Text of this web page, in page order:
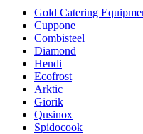
Gold Catering
Cuppone
Combisteel
Diamond
Hendi
Ecofrost
Arktic
Giorik
Qusinox
Spidocook